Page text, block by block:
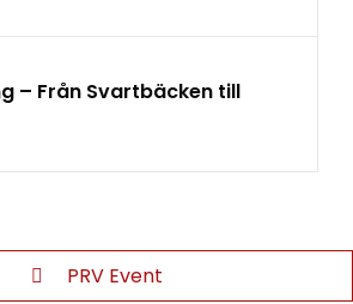
– Från Svartbäcken till
PRV Event